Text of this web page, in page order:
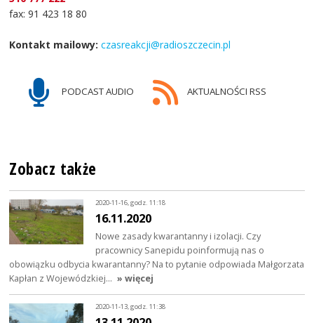
fax: 91 423 18 80
Kontakt mailowy: czasreakcji@radioszczecin.pl
PODCAST AUDIO AKTUALNOŚCI RSS
Zobacz także
2020-11-16, godz. 11:18
16.11.2020
Nowe zasady kwarantanny i izolacji. Czy
pracownicy Sanepidu poinformują nas o
obowiązku odbycia kwarantanny? Na to pytanie odpowiada Małgorzata
Kapłan z Wojewódzkiej… » więcej
2020-11-13, godz. 11:38